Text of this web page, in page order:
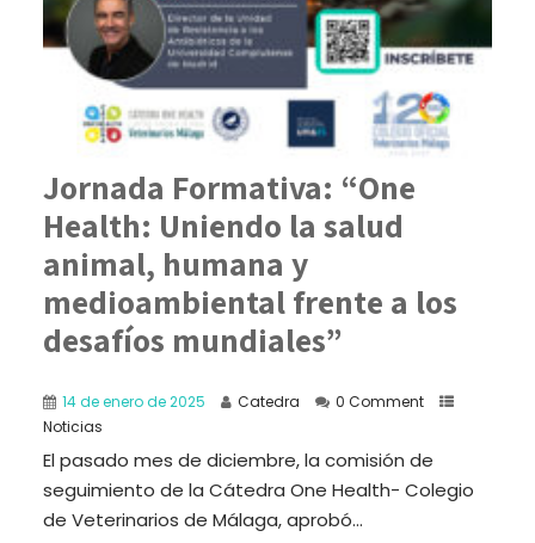
Jornada Formativa: “One
Health: Uniendo la salud
animal, humana y
medioambiental frente a los
desafíos mundiales”
14 de enero de 2025 Catedra
0 Comment
Noticias
El pasado mes de diciembre, la comisión de
seguimiento de la Cátedra One Health- Colegio
de Veterinarios de Málaga, aprobó...